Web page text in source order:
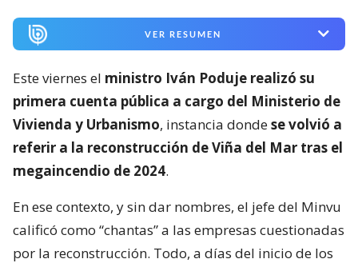
VER RESUMEN
Este viernes el ministro Iván Poduje realizó su
primera cuenta pública a cargo del Ministerio de
Vivienda y Urbanismo, instancia dondese volvió a
referir a la reconstrucción de Viña del Mar tras el
megaincendio de 2024.
En ese contexto, y sin dar nombres, el jefe del Minvu
calificó como “chantas” a las empresas cuestionadas
por la reconstrucción. Todo, a días del inicio de los